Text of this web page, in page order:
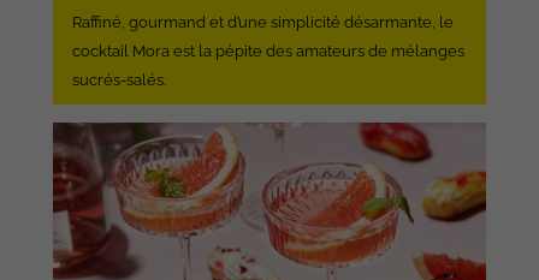
Raffiné, gourmand et d’une simplicité désarmante, le
cocktail Mora est la pépite des amateurs de mélanges
sucrés-salés.